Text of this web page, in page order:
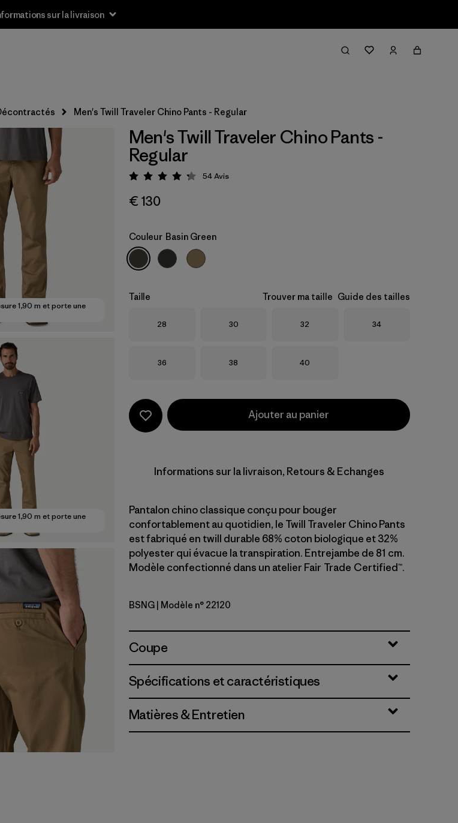
sur la livraison
Men's Twill Traveler Chino Pants - Regular
1,90 m et porte une
1,90 m et porte une
Men's Twill Traveler Chino Pants -
Regular
Évaluation: 4.3 / 5
54Avis
€ 130
Couleur Basin Green
Taille Trouver ma taille Guide des tailles
Taille
28 Taille
30 Taille
32 Taille
34
Taille
36 Taille
38 Taille
40
Ajouter au panier
Informations sur la livraison, Retours & Echanges
Pantalon chino classique conçu pour bouger
confortablement au quotidien, le Twill Traveler Chino Pants
est fabriqué en twill durable 68% coton biologique et 32%
polyester qui évacue la transpiration. Entrejambe de 81 cm.
Modèle confectionné dans un atelier Fair Trade Certified™.
Basin Green
BSNG | Modèle n° 22120
Coupe
Spécifications et caractéristiques
Matières & Entretien